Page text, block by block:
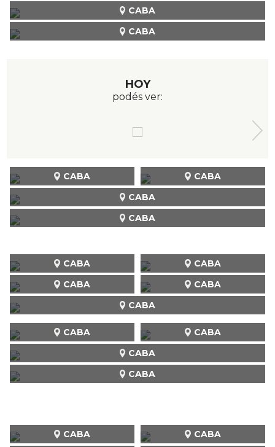
CABA
CABA
HOY
podés ver:
CABA
CABA CABA
CABA
CABA CABA
CABA
CABA CABA
CABA
CABA CABA
CABA
CABA
CABA